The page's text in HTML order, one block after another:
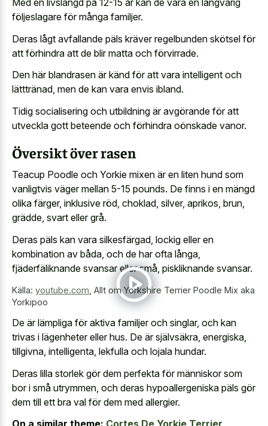
Med en livslängd på 12-15 år kan de vara en långvarig
följeslagare för många familjer.
Deras lågt avfallande päls kräver regelbunden skötsel för
att förhindra att de blir matta och förvirrade.
Den här blandrasen är känd för att vara intelligent och
lätttränad, men de kan vara envis ibland.
Tidig socialisering och utbildning är avgörande för att
utveckla gott beteende och förhindra oönskade vanor.
Översikt över rasen
Teacup Poodle och Yorkie mixen är en liten hund som
vanligtvis väger mellan 5-15 pounds. De finns i en mängd
olika färger, inklusive röd, choklad, silver, aprikos, brun,
grädde, svart eller grå.
Deras päls kan vara silkesfärgad, lockig eller en
kombination av båda, och de har ofta långa,
fjäderfäliknande svansar eller små, piskliknande svansar.
Källa: youtube.com Allt om Yorkshire Terrier Poodle Mix aka
Yorkipoo
De är lämpliga för aktiva familjer och singlar, och kan
trivas i lägenheter eller hus. De är självsäkra, energiska,
tillgivna, intelligenta, lekfulla och lojala hundar.
Deras lilla storlek gör dem perfekta för människor som
bor i små utrymmen, och deras hypoallergeniska päls gör
dem till ett bra val för dem med allergier.